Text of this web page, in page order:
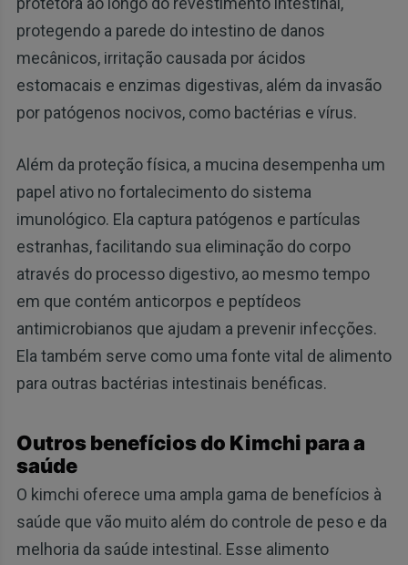
protegendo a parede do intestino de danos
mecânicos, irritação causada por ácidos
estomacais e enzimas digestivas, além da invasão
por patógenos nocivos, como bactérias e vírus.
Além da proteção física, a mucina desempenha um
papel ativo no fortalecimento do sistema
imunológico. Ela captura patógenos e partículas
estranhas, facilitando sua eliminação do corpo
através do processo digestivo, ao mesmo tempo
em que contém anticorpos e peptídeos
antimicrobianos que ajudam a prevenir infecções.
Ela também serve como uma fonte vital de alimento
para outras bactérias intestinais benéficas.
Outros benefícios do Kimchi para a
saúde
O kimchi oferece uma ampla gama de benefícios à
saúde que vão muito além do controle de peso e da
melhoria da saúde intestinal. Esse alimento